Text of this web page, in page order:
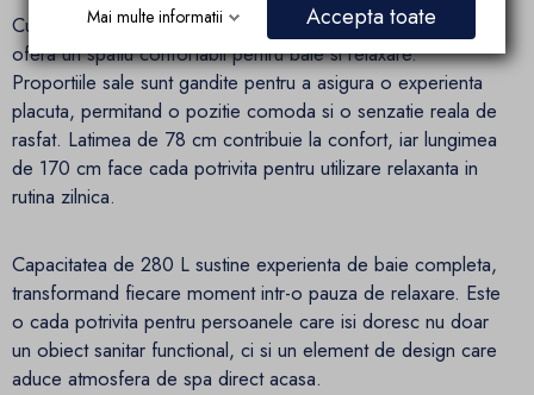
Cu dimensiunea de 170x78 cm, cada Aveline Ego Interiors
ofera un spatiu confortabil pentru baie si relaxare.
Proportiile sale sunt gandite pentru a asigura o experienta
placuta, permitand o pozitie comoda si o senzatie reala de
rasfat. Latimea de 78 cm contribuie la confort, iar lungimea
de 170 cm face cada potrivita pentru utilizare relaxanta in
rutina zilnica.
Capacitatea de 280 L sustine experienta de baie completa,
transformand fiecare moment intr-o pauza de relaxare. Este
o cada potrivita pentru persoanele care isi doresc nu doar
un obiect sanitar functional, ci si un element de design care
aduce atmosfera de spa direct acasa.
Mai multe informatii Accepta toate